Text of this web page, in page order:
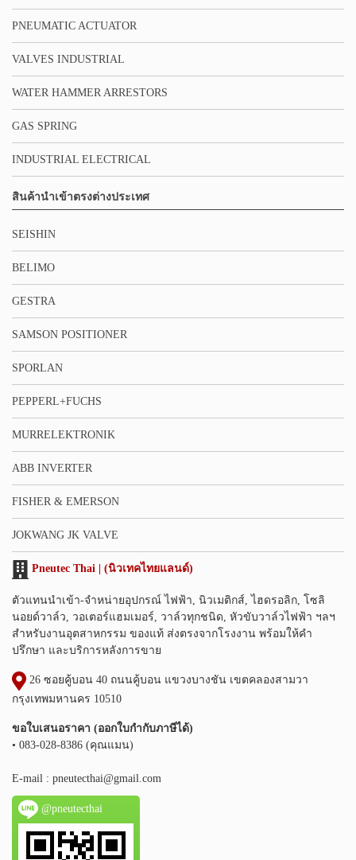
PNEUMATIC ACTUATOR
VALVES INDUSTRIAL
WATER HAMMER ARRESTORS
GAS SPRING
INDUSTRIAL ELECTRICAL
สินค้านำเข้าตรงต่างประเทศ
SEISHIN
BELIMO
GESTRA
SAMSON POSITIONER
SPORLAN
PEPPERL+FUCHS
MURRELEKTRONIK
ABB INVERTER
FISHER & EMERSON
JOKWANG JK VALVE
Pneutec Thai | (นิวเทคไทยแลนด์)
ตัวแทนนำเข้า-จำหน่ายอุปกรณ์ ไฟฟ้า, นิวเมติกส์, ไฮดรอลิก, โซลิ
นอยด์วาล์ว, วอเตอร์แฮมเมอร์, วาล์วทุกชนิด, หัวขับวาล์วไฟฟ้า ฯลฯ
สำหรับงานอุตสาหกรรม ของแท้ ส่งตรงจากโรงงาน พร้อมให้คำ
ปรึกษา และบริการหลังการขาย
26 ซอยคู้บอน 40 ถนนคู้บอน แขวงบางชัน เขตคลองสามวา
กรุงเทพมหานคร 10510
ขอใบเสนอราคา (ออกใบกำกับภาษีได้)
• 083-028-8386 (คุณแมน)
E-mail : pneutecthai@gmail.com
@pneutecthai